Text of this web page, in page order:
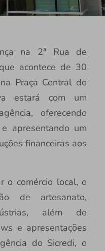
na 2ª Rua de
acontece de 30
Praça Central do
estará com um
oferecendo
apresentando um
financeiras aos
o comércio local, o
de artesanato,
além de
e apresentações
do Sicredi, o